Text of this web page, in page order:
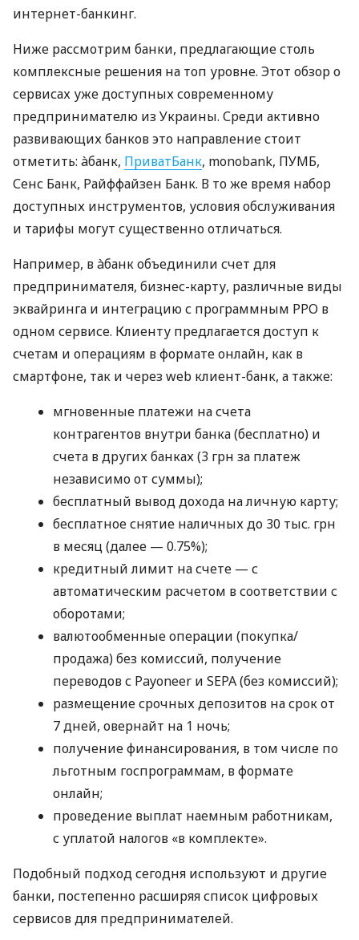
интернет-банкинг.
Ниже рассмотрим банки, предлагающие столь
комплексные решения на топ уровне. Этот обзор о
сервисах уже доступных современному
предпринимателю из Украины. Среди активно
развивающих банков это направление стоит
отметить: àбанк, ПриватБанк, monobank, ПУМБ,
Сенс Банк, Райффайзен Банк. В то же время набор
доступных инструментов, условия обслуживания
и тарифы могут существенно отличаться.
Например, в àбанк объединили счет для
предпринимателя, бизнес-карту, различные виды
эквайринга и интеграцию с программным РРО в
одном сервисе. Клиенту предлагается доступ к
счетам и операциям в формате онлайн, как в
смартфоне, так и через web клиент-банк, а также:
мгновенные платежи на счета
контрагентов внутри банка (бесплатно) и
счета в других банках (3 грн за платеж
независимо от суммы);
бесплатный вывод дохода на личную карту;
бесплатное снятие наличных до 30 тыс. грн
в месяц (далее — 0.75%);
кредитный лимит на счете — с
автоматическим расчетом в соответствии с
оборотами;
валютообменные операции (покупка/
продажа) без комиссий, получение
переводов с Payoneer и SEPA (без комиссий);
размещение срочных депозитов на срок от
7 дней, овернайт на 1 ночь;
получение финансирования, в том числе по
льготным госпрограммам, в формате
онлайн;
проведение выплат наемным работникам,
с уплатой налогов «в комплекте».
Подобный подход сегодня используют и другие
банки, постепенно расширяя список цифровых
сервисов для предпринимателей.